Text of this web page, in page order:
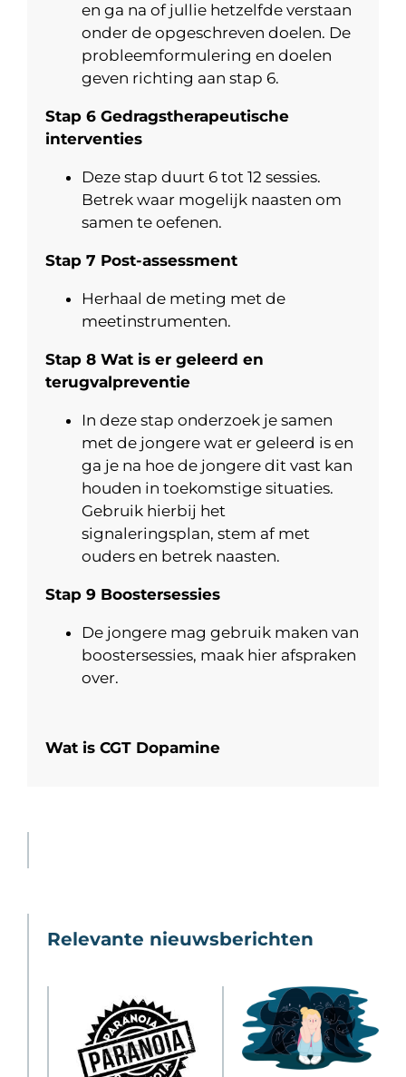
en ga na of jullie hetzelfde verstaan
onder de opgeschreven doelen. De
probleemformulering en doelen
geven richting aan stap 6.
Stap 6 Gedragstherapeutische
interventies
Deze stap duurt 6 tot 12 sessies.
Betrek waar mogelijk naasten om
samen te oefenen.
Stap 7 Post-assessment
Herhaal de meting met de
meetinstrumenten.
Stap 8 Wat is er geleerd en
terugvalpreventie
In deze stap onderzoek je samen
met de jongere wat er geleerd is en
ga je na hoe de jongere dit vast kan
houden in toekomstige situaties.
Gebruik hierbij het
signaleringsplan, stem af met
ouders en betrek naasten.
Stap 9 Boostersessies
De jongere mag gebruik maken van
boostersessies, maak hier afspraken
over.
Wat is CGT Dopamine
Relevante nieuwsberichten